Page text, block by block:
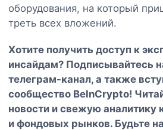
оборудования, на который
треть всех вложений.
Хотите получить доступ к
инсайдам? Подписывайтесь
телеграм-канал, а также
сообщество BeInCrypto!
новости и свежую аналитику
и фондовых рынков. Будьте